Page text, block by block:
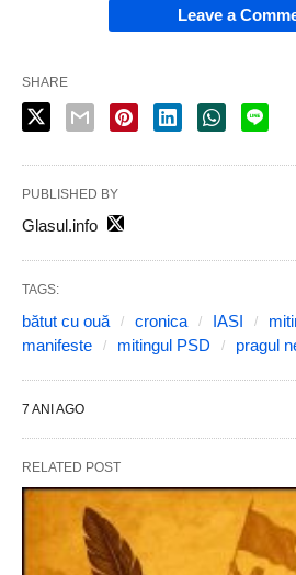
Leave a
SHARE
PUBLISHED BY
Glasul.info
TAGS:
bătut cu ouă cronica IASI
manifeste
mitingul PSD pragul
7 ANI AGO
RELATED POST